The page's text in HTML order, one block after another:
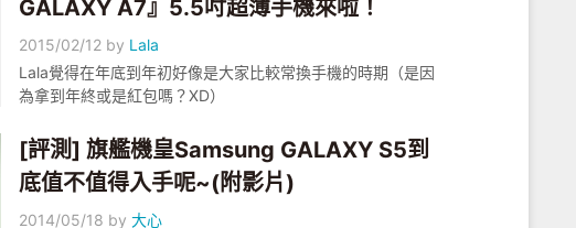
GALAXY A7』5.5吋超薄手機來啦！
2015/02/12 by Lala
Lala覺得在年底到年初好像是大家比較常換手機的時期（是因
為拿到年終或是紅包嗎？XD）
[評測] 旗艦機皇Samsung GALAXY S5到
底值不值得入手呢~(附影片)
2014/05/18 by大心